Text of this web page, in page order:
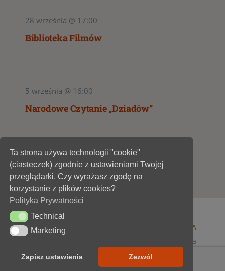
28 września @ 17:00
Biblioteka Filmów
5 września @ 16:00
Narodowe Czytanie „Dziadów”
1
© 1947 - 2026 •
Miejska Biblioteka Publiczna im. A
• wszelkie prawa
zastrzeżone • projekt i realizacjaSOKÓŁ-IT
Ta strona używa technologii "cookie"
(ciasteczek) zgodnie z ustawieniami Twojej
przeglądarki. Czy wyrażasz zgodę na
korzystanie z plików cookies?
Polityka Prywatności
TechnicalTechnical
MarketingMarketing
Zapisz ustawienia Zezwól